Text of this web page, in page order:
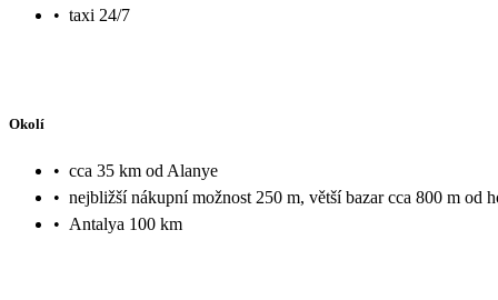
• taxi 24/7
Okolí
• cca 35 km od Alanye
• nejbližší nákupní možnost 250 m, větší bazar cca 800 m od
• Antalya 100 km